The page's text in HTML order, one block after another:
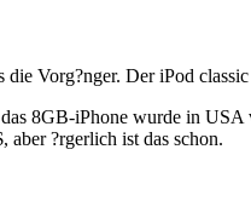
Vorg?nger. Der iPod
8GB-iPhone wurde in
?rgerlich ist das schon.